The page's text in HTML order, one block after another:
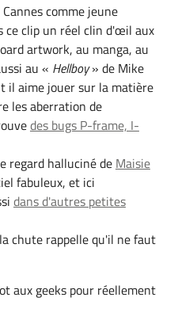
comme jeune
ce clip un réel clin d'œil aux
artwork, au manga, au
au « Hellboy» de Mike
il aime jouer sur la matière
les aberration de
des bugs P-frame, I-
regard halluciné de Maisie
fabuleux, et ici
dans d'autres petites
chute rappelle qu'il ne faut
aux geeks pour réellement